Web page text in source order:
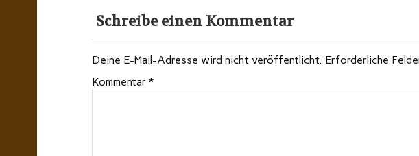
Schreibe einen Kommentar
Deine E-Mail-Adresse wird nicht veröffentlicht. Erforderliche
Kommentar *